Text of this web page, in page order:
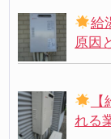
給
原因
れる